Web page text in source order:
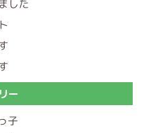
した
ー
子